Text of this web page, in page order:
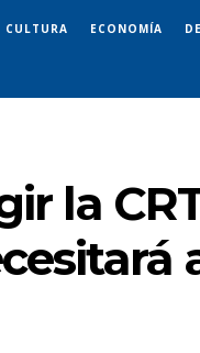
CULTURA ECONOMÍA
la